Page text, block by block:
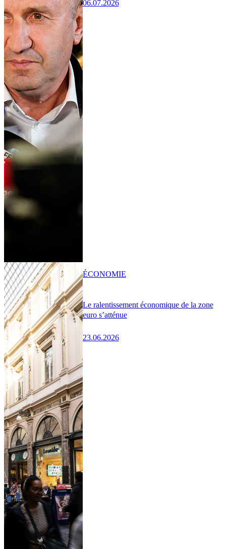
06.07.2026
Le ralentissement économique de la zone
euro s’atténue
23.06.2026
ÉCONOMIE